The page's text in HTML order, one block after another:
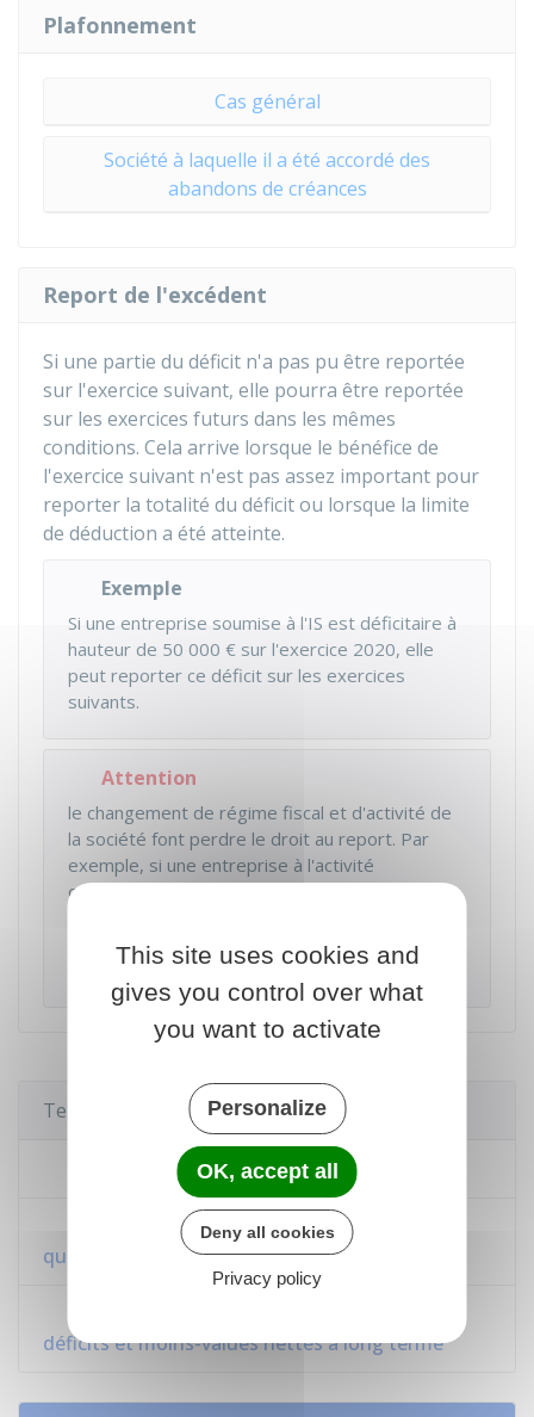
Plafonnement
Cas général
Société à laquelle il a été accordé des
abandons de créances
Report de l'excédent
Si une partie du déficit n'a pas pu être reportée
sur l'exercice suivant, elle pourra être reportée
sur les exercices futurs dans les mêmes
conditions. Cela arrive lorsque le bénéfice de
l'exercice suivant n'est pas assez important pour
reporter la totalité du déficit ou lorsque la limite
de déduction a été atteinte.
Exemple
Si une entreprise soumise à l'IS est déficitaire à
hauteur de 50 000 € sur l'exercice 2020, elle
peut reporter ce déficit sur les exercices
suivants.
Attention
le changement de régime fiscal et d'activité de
la société font perdre le droit au report. Par
exemple, si une entreprise à l'activité
commerciale est transformée en holding, elle
déficit de son activité précédente sur son
résultat présent.
Textes de référence
Code général des impôts : article 209
Code général des impôts : article 220
quinquies
déficits et moins-values nettes à long terme
This site uses cookies and
gives you control over what
you want to activate
Personalize
OK, accept all
Deny all cookies
Privacy policy